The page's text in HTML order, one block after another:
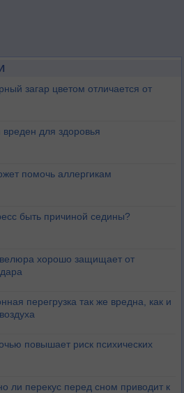
загар цветом отличается от
вреден для здоровья
помочь аллергикам
быть причиной седины?
хорошо защищает от
перегрузка так же вредна, как и
повышает риск психических
ли перекус перед сном приводит к